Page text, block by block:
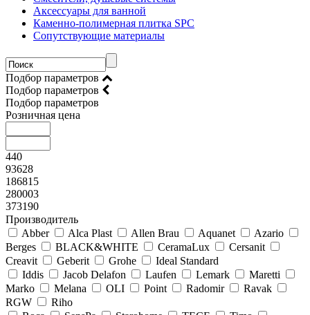
Аксессуары для ванной
Каменно-полимерная плитка SPC
Сопутствующие материалы
Подбор параметров
Подбор параметров
Подбор параметров
Розничная цена
440
93628
186815
280003
373190
Производитель
Abber
Alca Plast Allen Brau Aquanet
Azario
Berges
BLACK&WHITE CeramaLux
Cersanit
Creavit
Geberit Grohe
Ideal Standard
Iddis
Jacob Delafon Laufen Lemark
Maretti
Marko
Melana OLI Point Radomir
Ravak
RGW
Riho